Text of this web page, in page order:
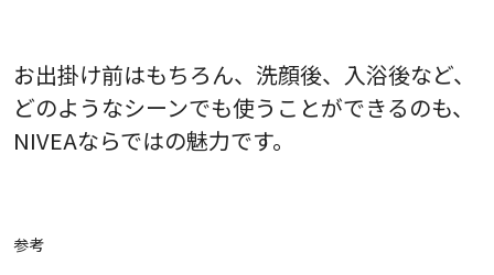
お出掛け前はもちろん、洗顔後、入浴後など、
どのようなシーンでも使うことができるのも、
NIVEAならではの魅力です。
参考